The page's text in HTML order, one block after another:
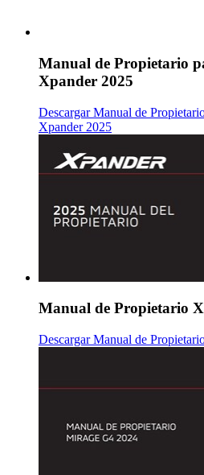
Manual de Propietario
Xpander 2025
Descargar Manual de
Xpander 2025
Manual de Propietario
Descargar Manual de